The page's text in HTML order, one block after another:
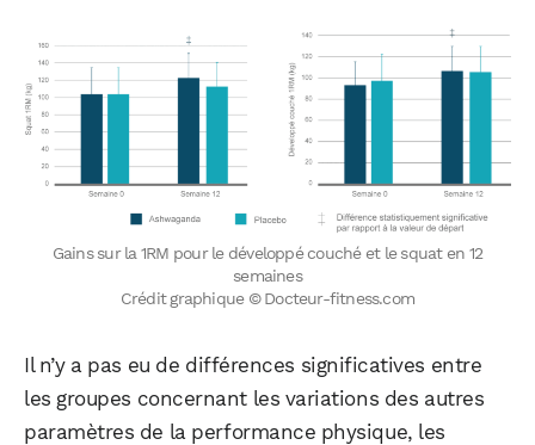
Gains sur la 1RM pour le développé couché et le squat en 12
semaines
Crédit graphique © Docteur-fitness.com
Il n’y a pas eu de différences significatives entre
les groupes concernant les variations des autres
paramètres de la performance physique, les